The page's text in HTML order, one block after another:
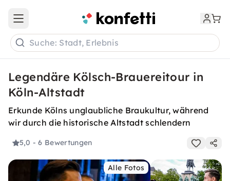
Open main menu
Suche: Stadt, Erlebnis
Legendäre Kölsch-Brauereitour in
Köln-Altstadt
Erkunde Kölns unglaubliche Braukultur, während
wir durch die historische Altstadt schlendern
5,0 - 6 Bewertungen
Alle Fotos